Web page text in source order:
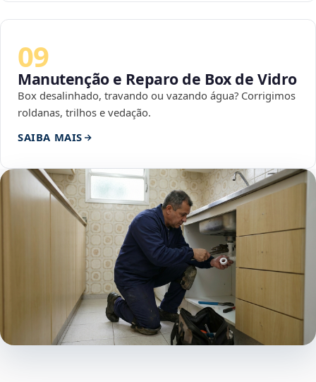
09
Manutenção e Reparo de Box de Vidro
Box desalinhado, travando ou vazando água? Corrigimos
roldanas, trilhos e vedação.
SAIBA MAIS